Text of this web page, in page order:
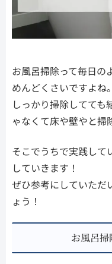
お風呂掃除って毎日の
めんどくさいですよね。
しっかり掃除してても
ゃなくて床や壁やと掃
そこでうちで実践して
していきます！
ぜひ参考にしていただ
ょう！
お風呂